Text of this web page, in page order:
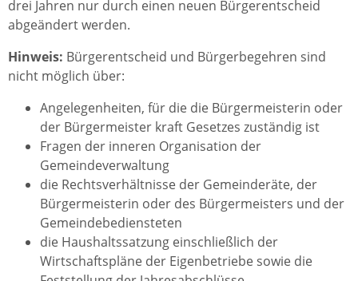
drei Jahren nur durch einen neuen Bürgerentscheid
abgeändert werden.
Hinweis: Bürgerentscheid und Bürgerbegehren sind
nicht möglich über:
Angelegenheiten, für die die Bürgermeisterin oder
der Bürgermeister kraft Gesetzes zuständig ist
Fragen der inneren Organisation der
Gemeindeverwaltung
die Rechtsverhältnisse der Gemeinderäte, der
Bürgermeisterin oder des Bürgermeisters und der
Gemeindebediensteten
die Haushaltssatzung einschließlich der
Wirtschaftspläne der Eigenbetriebe sowie die